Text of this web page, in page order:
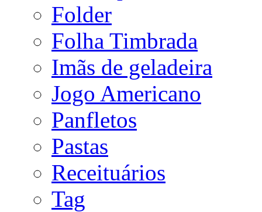
Folder
Folha Timbrada
Imãs de geladeira
Jogo Americano
Panfletos
Pastas
Receituários
Tag